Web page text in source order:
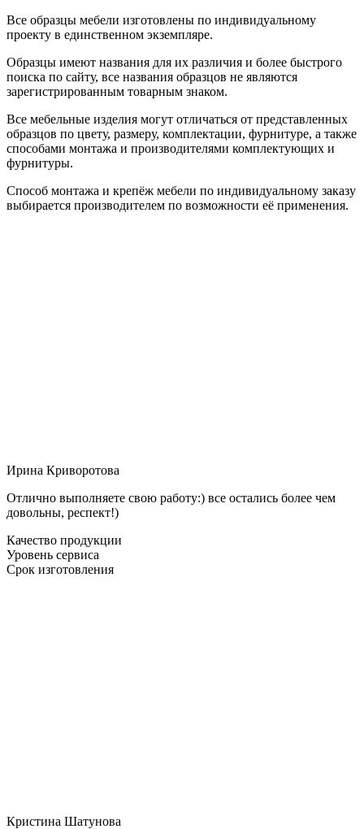
Все образцы мебели изготовлены по индивидуальному
проекту в единственном экземпляре.
Образцы имеют названия для их различия и более быстрого
поиска по сайту, все названия образцов не являются
зарегистрированным товарным знаком.
Все мебельные изделия могут отличаться от представленных
образцов по цвету, размеру, комплектации, фурнитуре, а также
способами монтажа и производителями комплектующих и
фурнитуры.
Способ монтажа и крепёж мебели по индивидуальному заказу
выбирается производителем по возможности её применения.
Ирина Криворотова
Отлично выполняете свою работу:) все остались более чем
довольны, респект!)
Качество продукции
Уровень сервиса
Срок изготовления
Кристина Шатунова